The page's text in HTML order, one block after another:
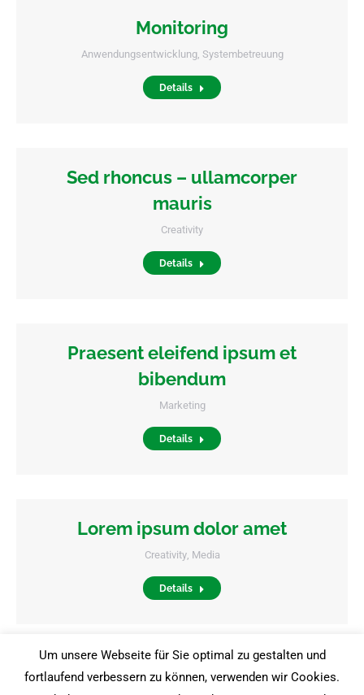
Monitoring
Anwendungsentwicklung, Systembetreuung
Details
Sed rhoncus – ullamcorper
mauris
Creativity
Details
Praesent eleifend ipsum et
bibendum
Marketing
Details
Lorem ipsum dolor amet
Creativity, Media
Details
1 2 3
Um unsere Webseite für Sie optimal zu gestalten und
fortlaufend verbessern zu können, verwenden wir Cookies.